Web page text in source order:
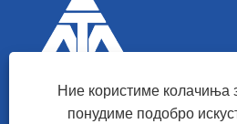
Ние користиме колачиња
понудиме подобро